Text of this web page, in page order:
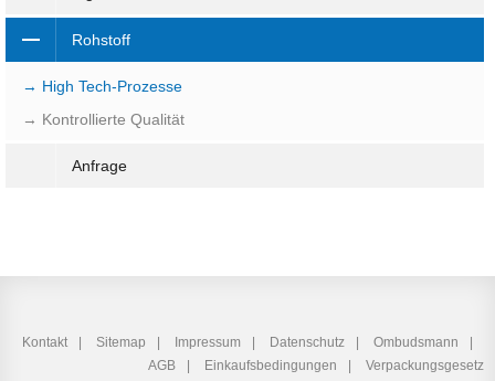
Rohstoff
→ High Tech-Prozesse
→ Kontrollierte Qualität
Anfrage
Kontakt Sitemap Impressum Datenschutz
Ombudsmann
AGB
Einkaufsbedingungen Verpackungsgesetz